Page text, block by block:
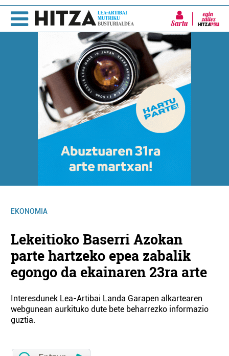
Sartu
EKONOMIA
Lekeitioko Baserri Azokan
parte hartzeko epea zabalik
egongo da ekainaren 23ra arte
Interesdunek Lea-Artibai Landa Garapen alkartearen
webgunean aurkituko dute bete beharrezko informazio
guztia.